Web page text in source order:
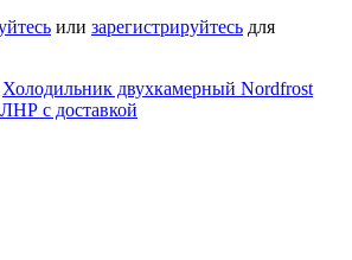
или зарегистрируйтесь для
Холодильник двухкамерный Nordfrost
с доставкой